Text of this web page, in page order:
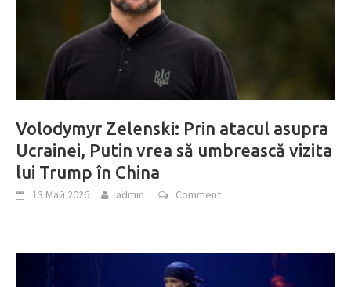
Volodymyr Zelenski: Prin atacul asupra
Ucrainei, Putin vrea să umbrească vizita
lui Trump în China
13 Май 2026 admin Comment